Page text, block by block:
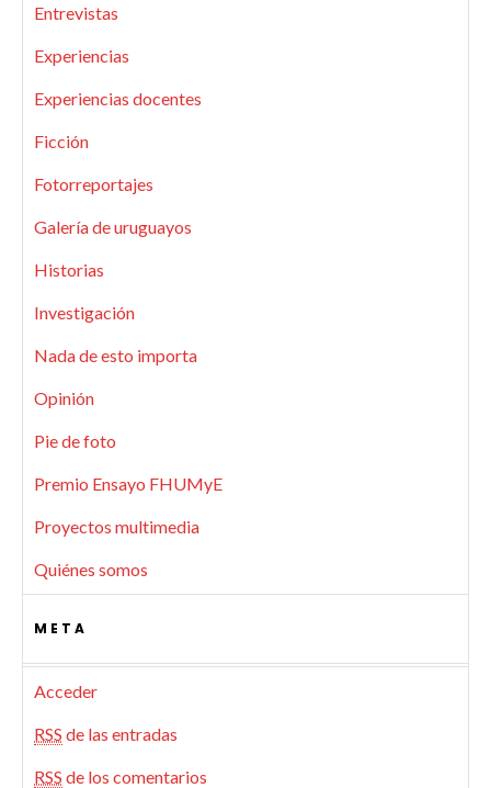
Entrevistas
Experiencias
Experiencias docentes
Ficción
Fotorreportajes
Galería de uruguayos
Historias
Investigación
Nada de esto importa
Opinión
Pie de foto
Premio Ensayo FHUMyE
Proyectos multimedia
Quiénes somos
META
Acceder
RSS de las entradas
RSS de los comentarios